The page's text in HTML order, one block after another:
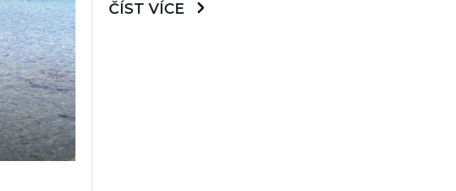
volbou! Jen si představte – ráno se
ČÍST VÍCE